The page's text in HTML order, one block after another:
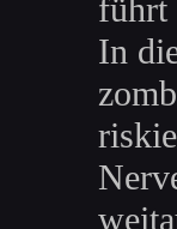
führt
In